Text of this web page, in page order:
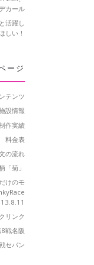
カール
活躍し
しい！
ージ
テンツ
設情報
作実績
料金表
の流れ
菊」
けのモ
リンク
戦名阪
セパン